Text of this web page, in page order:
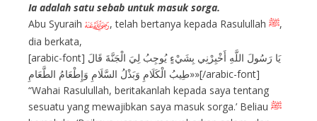
Ia adalah satu sebab untuk masuk sorga.
Abu Syuraih I, telah bertanya kepada Rasulullah ﷺ,
dia berkata,
[arabic-font] يَا رَسُولَ اللَّهِ أَخْبِرْنِي بِشَيْءٍ يُوجِبُ لِيَ الْجَنَّةَ قَالَ
«طِيبُ الْكَلَامِ وَبَذْلُ السَّلَامِ وَإِطْعَامُ الطَّعَامِ»[/arabic-font]
“Wahai Rasulullah, beritakanlah kepada saya tentang
sesuatu yang mewajibkan saya masuk sorga.’ Beliau ﷺ